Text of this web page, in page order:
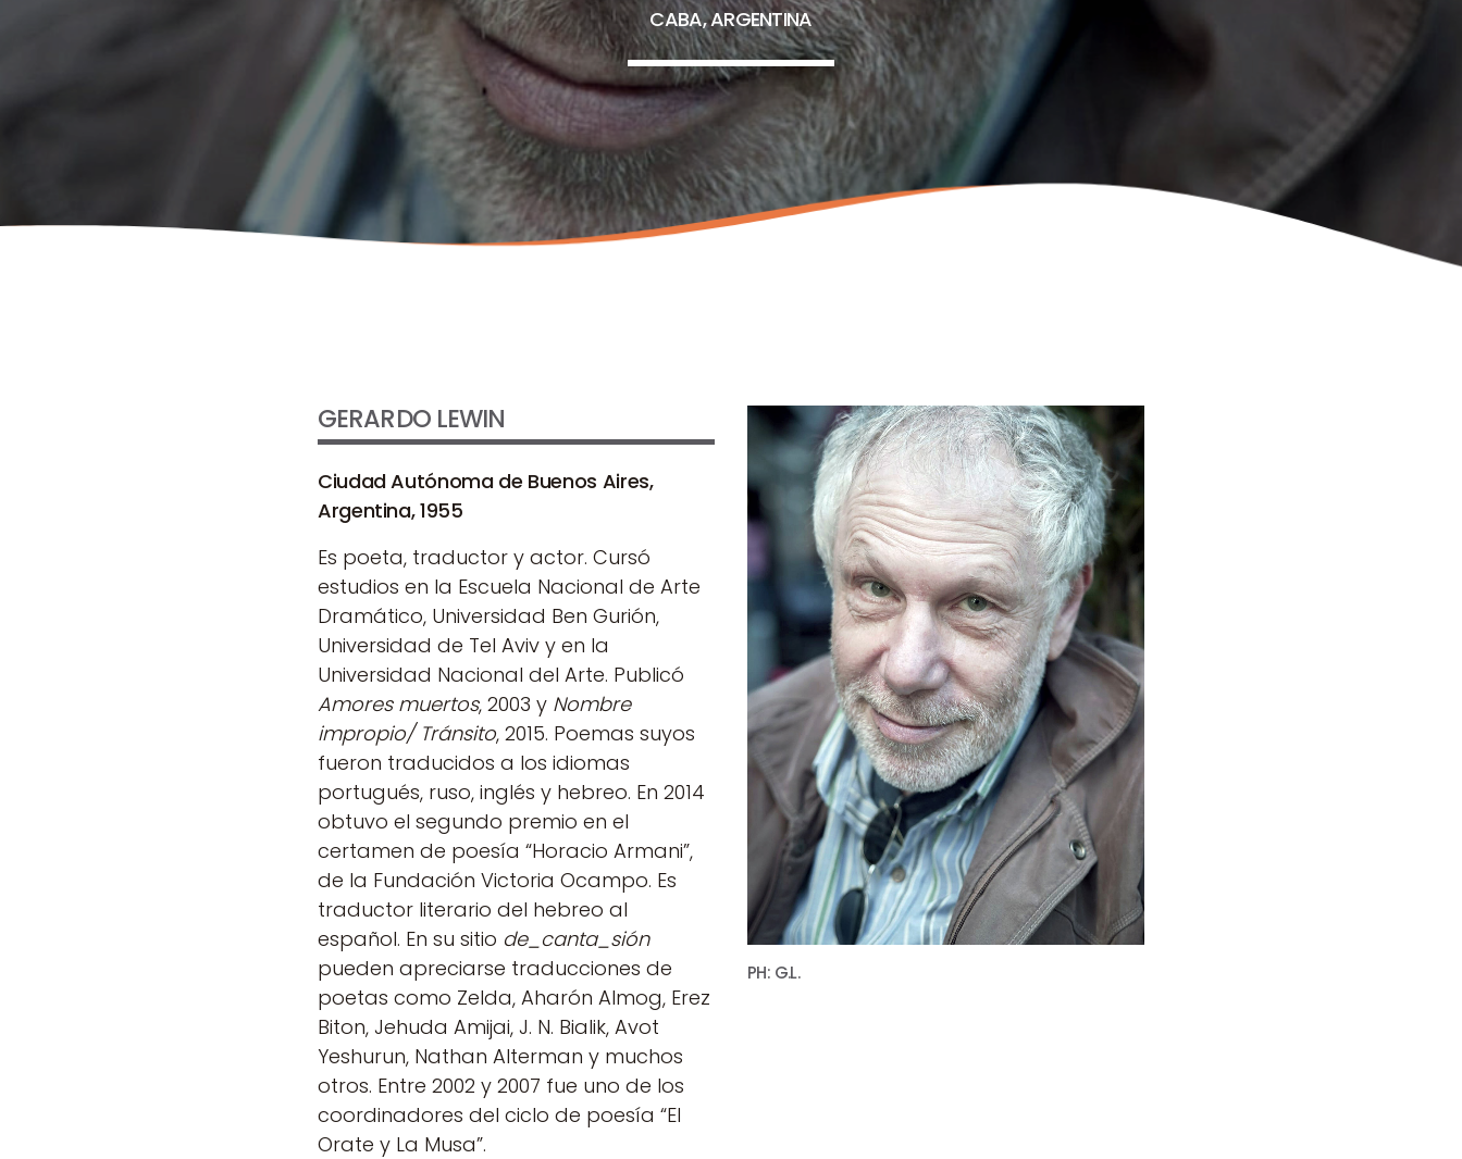
CABA, ARGENTINA
GERARDO LEWIN
Ciudad Autónoma de Buenos Aires,
Argentina, 1955
Es poeta, traductor y actor. Cursó
estudios en la Escuela Nacional de Arte
Dramático, Universidad Ben Gurión,
Universidad de Tel Aviv y en la
Universidad Nacional del Arte. Publicó
Amores muertos, 2003 y Nombre
impropio/ Tránsito, 2015. Poemas suyos
fueron traducidos a los idiomas
portugués, ruso, inglés y hebreo. En 2014
obtuvo el segundo premio en el
certamen de poesía “Horacio Armani”,
de la Fundación Victoria Ocampo. Es
traductor literario del hebreo al
español. En su sitio de_canta_sión
pueden apreciarse traducciones de
poetas como Zelda, Aharón Almog, Erez
Biton, Jehuda Amijai, J. N. Bialik, Avot
Yeshurun, Nathan Alterman y muchos
otros. Entre 2002 y 2007 fue uno de los
coordinadores del ciclo de poesía “El
Orate y La Musa”.
PH: G.L.